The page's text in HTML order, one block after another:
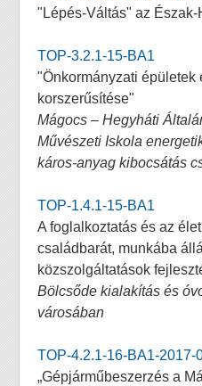
"Lépés-Váltás" az
TOP-3.2.1-15-BA1
"Önkormányzati épületek
korszerűsítése"
Mágocs – Hegyháti
Művészeti Iskola
káros-anyag kibocsátás
TOP-1.4.1-15-BA1
A foglalkoztatás és az
családbarát, munkába
közszolgáltatások
Bölcsőde kialakítás és
városában
TOP-4.2.1-16-BA1-2017-
„Gépjárműbeszerzés a